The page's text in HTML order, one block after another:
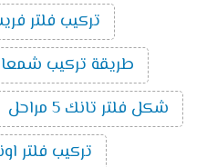
تركيب فلتر فريش 5
طريقة تركيب شمعات
شكل فلتر تانك 5 مراحل
تركيب فلتر اونو 5